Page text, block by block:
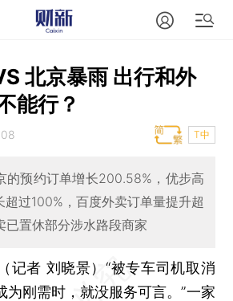
北京暴雨 出行和外
能行？
T中
的预约订单增长200.58%，优步高
过100%，百度外卖订单量提升超
已置休部分涉水路段商家
记者 刘晓景）“被专车司机取消
为刚需时，就没服务可言。”一家